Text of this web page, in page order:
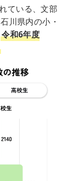
ている、文部
川県内の小・
令和6年度